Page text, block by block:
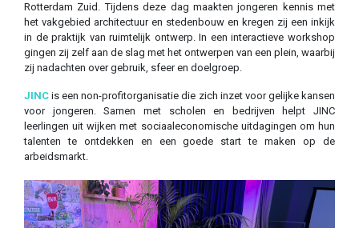
Rotterdam Zuid. Tijdens deze dag maakten jongeren kennis met
het vakgebied architectuur en stedenbouw en kregen zij een inkijk
in de praktijk van ruimtelijk ontwerp. In een interactieve workshop
gingen zij zelf aan de slag met het ontwerpen van een plein, waarbij
zij nadachten over gebruik, sfeer en doelgroep.
JINC is een non-profitorganisatie die zich inzet voor gelijke kansen
voor jongeren. Samen met scholen en bedrijven helpt JINC
leerlingen uit wijken met sociaaleconomische uitdagingen om hun
talenten te ontdekken en een goede start te maken op de
arbeidsmarkt.